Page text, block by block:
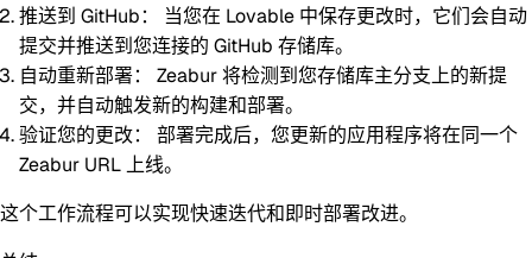
推送到 GitHub：
当您在 Lovable 中保存更改时，它们会自动
提交并推送到您连接的 GitHub 存储库。
自动重新部署：
Zeabur 将检测到您存储库主分支上的新提
交，并自动触发新的构建和部署。
验证您的更改：
部署完成后，您更新的应用程序将在同一个
Zeabur URL 上线。
这个工作流程可以实现快速迭代和即时部署改进。